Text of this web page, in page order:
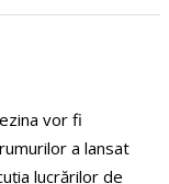
vor fi
a lansat
lucrărilor de